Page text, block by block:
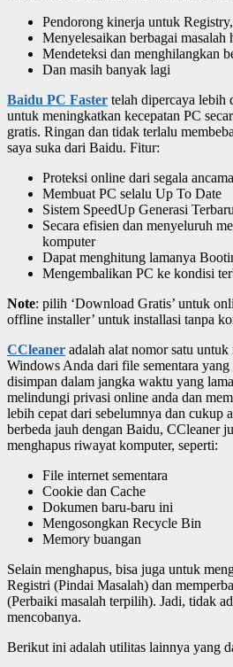
Pendorong kinerja untuk
Menyelesaikan berbagai
Mendeteksi dan menghilangkan
Dan masih banyak lagi
Baidu PC Faster telah dipercaya lebih
untuk meningkatkan kecepatan PC
gratis. Ringan dan tidak terlalu
saya suka dari Baidu. Fitur:
Proteksi online dari segala
Membuat PC selalu Up To Date
Sistem SpeedUp Generasi Terbaru
Secara efisien dan menyeluruh
komputer
Dapat menghitung lamanya
Mengembalikan PC ke kondisi
Note: pilih ‘Download Gratis’ untuk
offline installer’ untuk installasi tanpa
CCleaner adalah alat nomor satu
Windows Anda dari file sementara
disimpan dalam jangka waktu yang
melindungi privasi online anda dan
lebih cepat dari sebelumnya dan cukup
berbeda jauh dengan Baidu, CCleaner
menghapus riwayat komputer, seperti:
File internet sementara
Cookie dan Cache
Dokumen baru-baru ini
Mengosongkan Recycle Bin
Memory buangan
Selain menghapus, bisa juga untuk
Registri (Pindai Masalah) dan
(Perbaiki masalah terpilih). Jadi, tidak
mencobanya.
Berikut ini adalah utilitas lainnya yang